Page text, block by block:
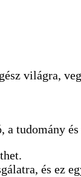
világra,
tudomány és
és ez